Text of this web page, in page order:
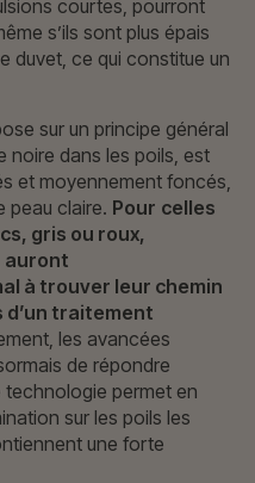
courtes, pourront
s’ils sont plus épais
duvet, ce qui constitue un
sur un principe général
noire dans les poils, est
et moyennement foncés,
peau claire. Pour celles
gris ou roux,
auront
à trouver leur chemin
traitement
les avancées
de répondre
permet en
sur les poils les
une forte